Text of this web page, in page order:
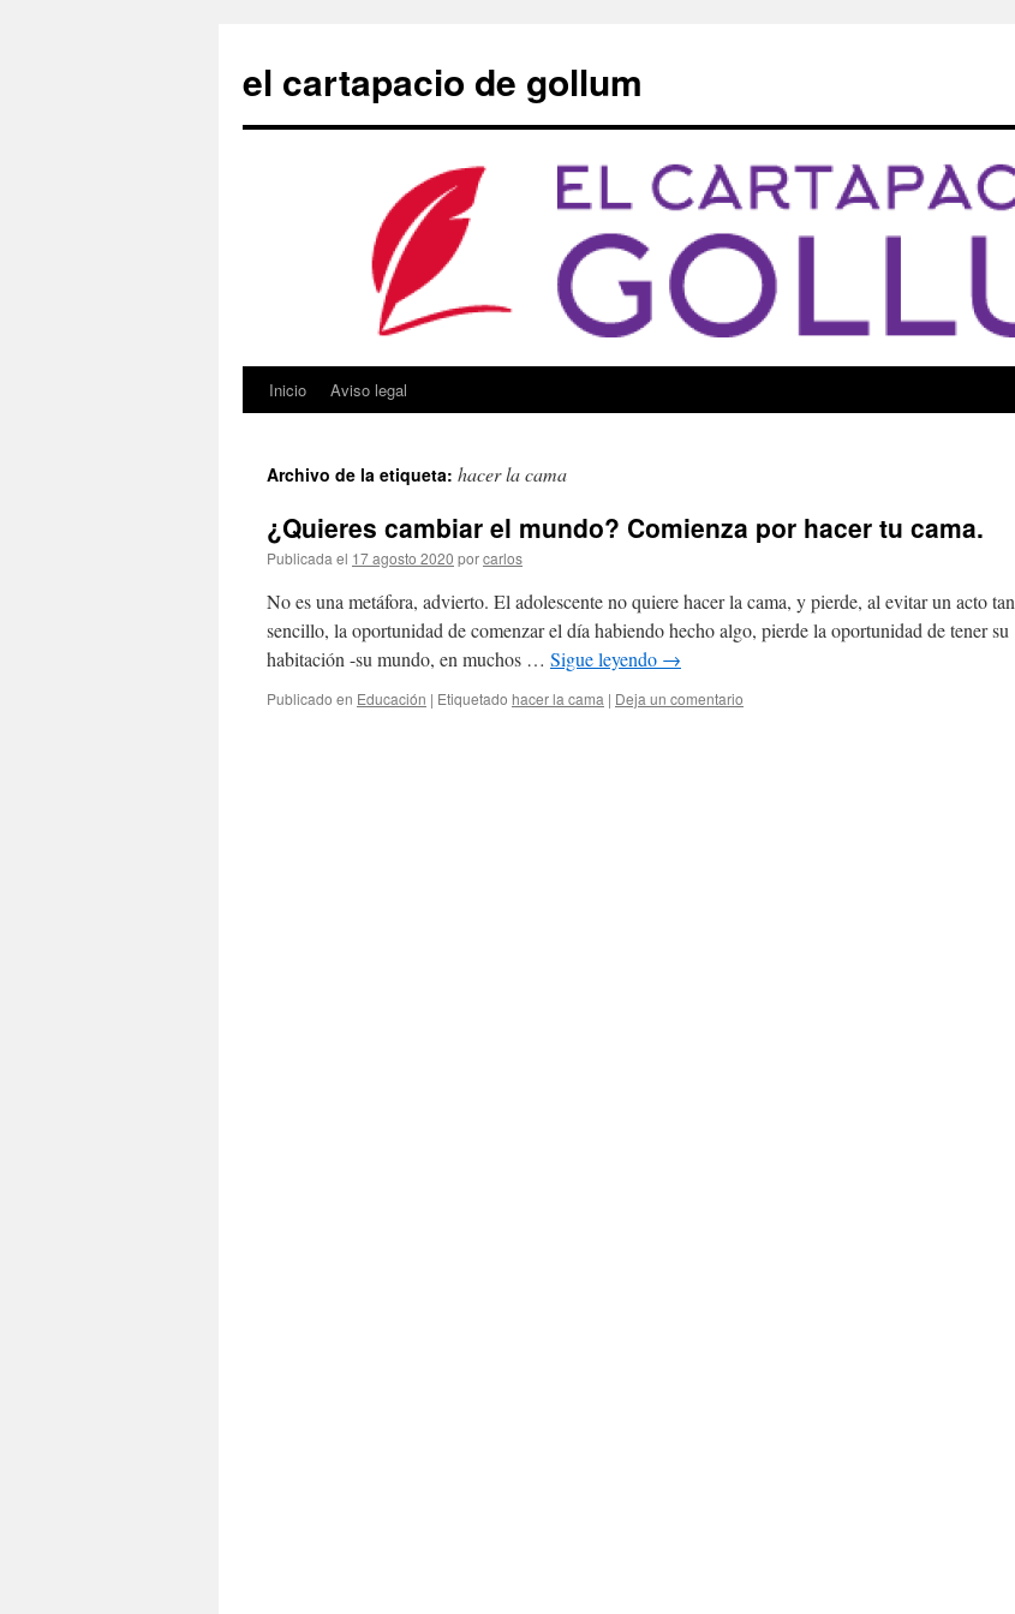
contenido
el cartapacio de gollum
Inicio Aviso legal
Archivo de la etiqueta: hacer la cama
¿Quieres cambiar el mundo? Comienza por hacer tu cama.
Publicada el 17 agosto 2020 porcarlos
No es una metáfora, advierto. El adolescente no quiere hacer la cama, y pierde, al evitar un acto tan
sencillo, la oportunidad de comenzar el día habiendo hecho algo, pierde la oportunidad de tener su
habitación -su mundo, en muchos … Sigue leyendo →
Publicado en Educación | Etiquetado hacer la cama | Deja un comentario